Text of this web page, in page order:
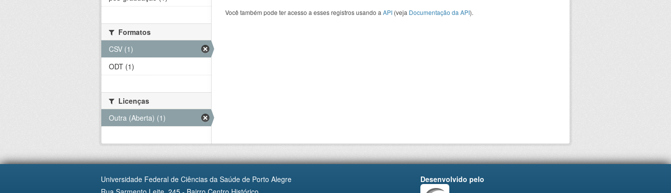
Você também pode ter acesso a esses registros usando a API (veja Documentação da API).
Formatos
CSV (1)
ODT (1)
Licenças
Outra (Aberta) (1)
Universidade Federal de Ciências da Saúde de Porto Alegre
Desenvolvido pelo